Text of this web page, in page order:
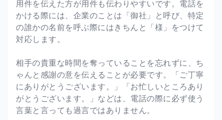
用件を伝えた方が用件も伝わりやすいです。電話を
かける際には、企業のことは「御社」と呼び、特定
の誰かの名前を呼ぶ際にはきちんと「様」をつけて
対応します。
相手の貴重な時間を奪っていることを忘れずに、ち
ゃんと感謝の意を伝えることが必要です。「ご丁寧
にありがとうございます。」「お忙しいところあり
がとうございます。」などは、電話の際に必ず使う
言葉と言っても過言ではありません。